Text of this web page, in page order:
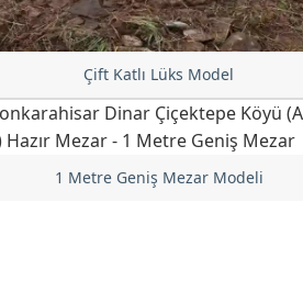
Çift Katlı Lüks Model
1 Metre Geniş Mezar Modeli